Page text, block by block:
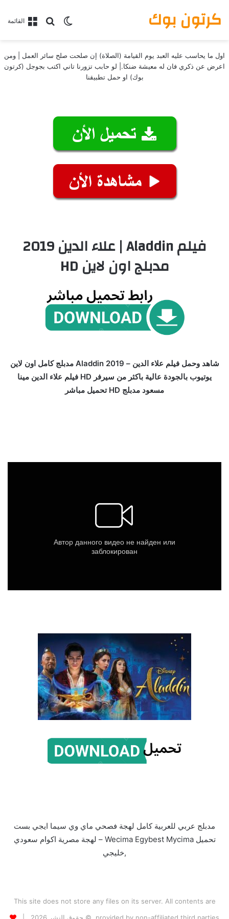
القائمةبحث عن
الوضع المظلم كرتون بوك
اول ما يحاسب عليه العبد يوم القيامة (الصلاة) إن صلحت صلح سائر العمل | ومن
اعرض عن ذكري فان له معيشة ضنكا.| لو حابب تزورنا تاني اكتب بجوجل (كرتون
بوك) او حمل تطبيقنا
فيلم Aladdin | علاء الدين 2019
مدبلج اون لاين HD
شاهد وحمل فيلم علاء الدين – Aladdin 2019 مدبلج كامل اون لاين
يوتيوب بالجودة عالية باكثر من سيرفر HD فيلم علاء الدين مينا
مسعود مدبلج HD تحميل مباشر
مدبلج عربي للعربية كامل لهجة فصحي ماي وي سيما ايجي بست
تحميل Wecima Egybest Mycima – لهجة مصرية اكوام سعودي
,خليجي
This site does not store any files on its server. All contents are